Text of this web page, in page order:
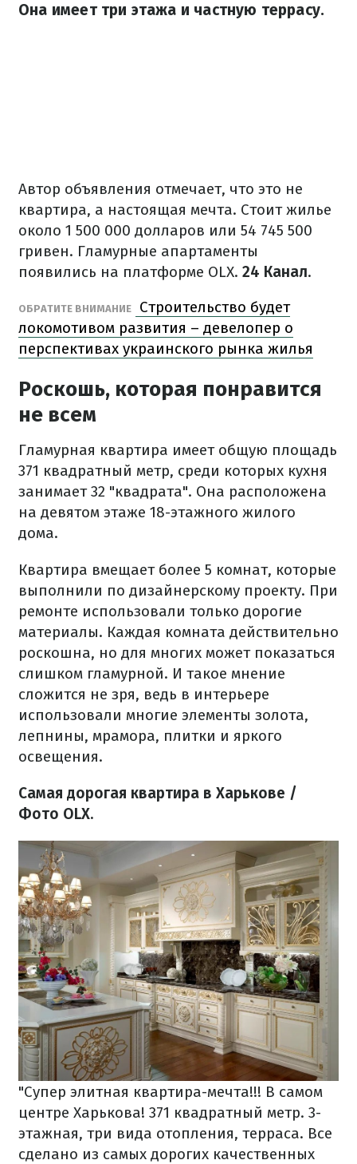
Она имеет три этажа и частную террасу.
Автор объявления отмечает, что это не
квартира, а настоящая мечта. Стоит жилье
около 1 500 000 долларов или 54 745 500
гривен. Гламурные апартаменты
появились на платформе OLX. 24 Канал.
ОБРАТИТЕ ВНИМАНИЕ
Строительство будет
локомотивом развития – девелопер о
перспективах украинского рынка жилья
Роскошь, которая понравится
не всем
Гламурная квартира имеет общую площадь
371 квадратный метр, среди которых кухня
занимает 32 "квадрата". Она расположена
на девятом этаже 18-этажного жилого
дома.
Квартира вмещает более 5 комнат, которые
выполнили по дизайнерскому проекту. При
ремонте использовали только дорогие
материалы. Каждая комната действительно
роскошна, но для многих может показаться
слишком гламурной. И такое мнение
сложится не зря, ведь в интерьере
использовали многие элементы золота,
лепнины, мрамора, плитки и яркого
освещения.
Самая дорогая квартира в Харькове /
Фото OLX.
"Супер элитная квартира-мечта!!! В самом
центре Харькова! 371 квадратный метр. 3-
этажная, три вида отопления, терраса. Все
сделано из самых дорогих качественных